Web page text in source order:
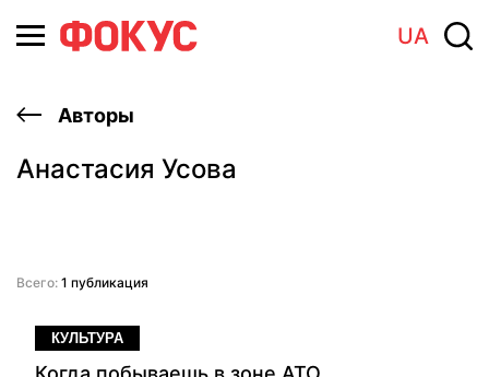
UA
Авторы
Анастасия Усова
Всего: 1 публикация
КУЛЬТУРА